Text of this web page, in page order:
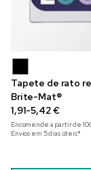
Tapete de rato
Brite-Mat®
1,91-5,42 €
Encomende a partir de
Envios em 5 dias úteis*